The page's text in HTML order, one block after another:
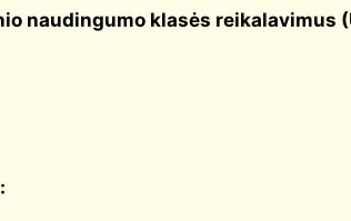
naudingumo klasės reikalavimus (